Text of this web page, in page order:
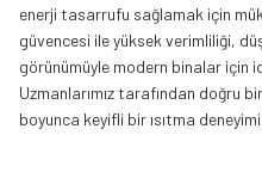
enerji tasarrufu sağlamak için
güvencesi ile yüksek verimliliği,
görünümüyle modern binalar için
Uzmanlarımız tarafından doğru
boyunca keyifli bir ısıtma